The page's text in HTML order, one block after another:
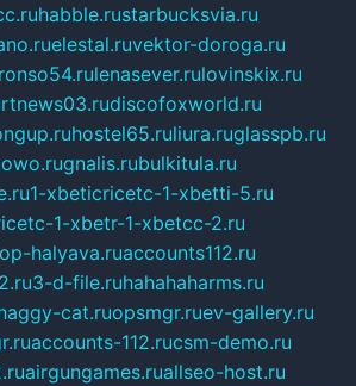
habble.rustarbucksvia.ru
elestal.ruvektor-doroga.ru
lenasever.rulovinskix.ru
discofoxworld.ru
hostel65.ruliura.ruglasspb.ru
gnalis.rubulkitula.ru
1-xbeticricetc-1-xbetti-5.ru
1-xbetr-1-xbetcc-2.ru
halyava.ruaccounts112.ru
3-d-file.ruhahahaharms.ru
cat.ruopsmgr.ruev-gallery.ru
accounts-112.rucsm-demo.ru
airgungames.ruallseo-host.ru